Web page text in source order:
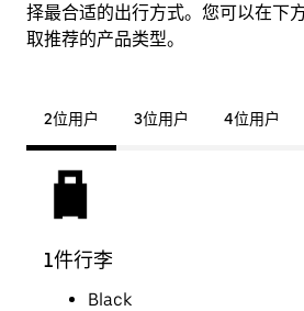
择最合适的出行方式。您可以在下
取推荐的产品类型。
2位用户 3位用户 4位用户
1件行李
Black